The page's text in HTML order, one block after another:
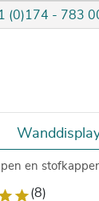
(0)174 - 783
en
(8)